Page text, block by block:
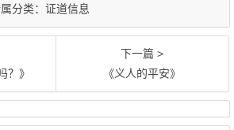
分类：证道信息
？》
下一篇 >
《义人的平安》